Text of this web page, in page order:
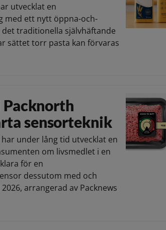
utvecklat en
med ett nytt öppna-och-
traditionella självhäftande
sättet torr pasta kan förvaras
sensorteknik
under lång tid utvecklat en
om livsmedlet i en
för en
dessutom med och
arrangerad av Packnews